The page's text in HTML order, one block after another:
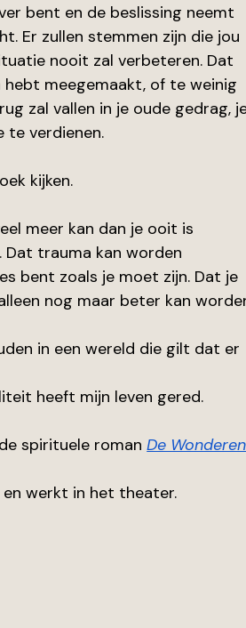
bent en de beslissing neemt
Er zullen stemmen zijn die jou
nooit zal verbeteren. Dat
meegemaakt, of te weinig
zal vallen in je oude gedrag,
te verdienen.
kijken.
meer kan dan je ooit is
Dat trauma kan worden
bent zoals je moet zijn. Dat je
nog maar beter kan
in een wereld die gilt dat er
heeft mijn leven gered.
spirituele roman De
en werkt in het theater.